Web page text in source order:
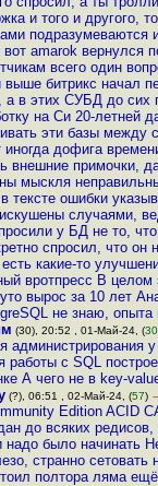
и того и другого,
amarok вернулся
всего один
битрикс начал
в этих СУБД до сих
на Си 20-летней
эти базы между
дофига
внешние примочки,
мыскля
ошибки
случаями,
у БД не то,
спросил, что он
есть какие-то
вротпресс В целом
вырос за 10 лет
не знаю, опыта
(30), 20:52 , 01-Май-24, (30
администрирования
с SQL
А чего не в key-
(?), 06:51 , 02-Май-24, (57)
Edition ACID
до всяких редисов,
надо было начинать
странно сетовать
полтора ляма